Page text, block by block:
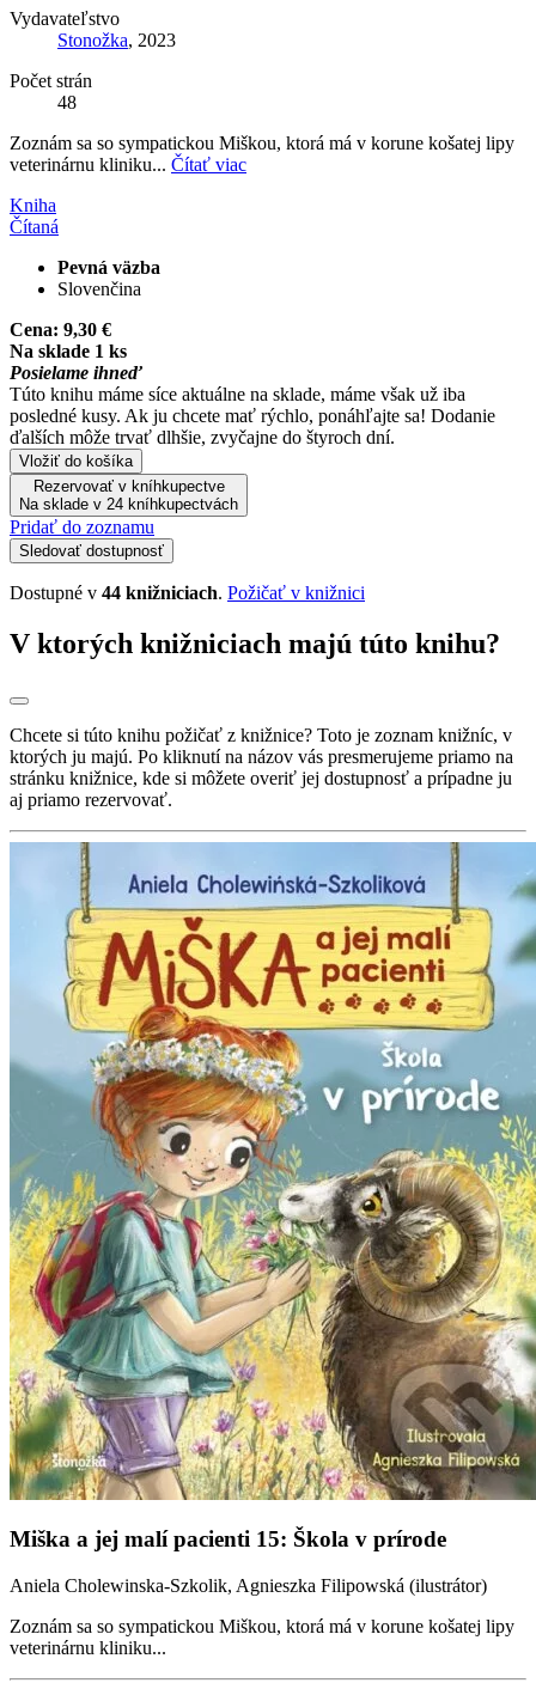
Vydavateľstvo
Stonožka, 2023
Počet strán
48
Zoznám sa so sympatickou Miškou, ktorá má v korune košatej lipy
veterinárnu kliniku... Čítať viac
Kniha
Čítaná
Pevná väzba
Slovenčina
Cena: 9,30 €
Na sklade 1 ks
Posielame ihneď
Túto knihu máme síce aktuálne na sklade, máme však už iba
posledné kusy. Ak ju chcete mať rýchlo, ponáhľajte sa! Dodanie
ďalších môže trvať dlhšie, zvyčajne do štyroch dní.
Vložiť do košíka
Rezervovať v kníhkupectve
Na sklade v 24 kníhkupectvách
Pridať do zoznamu
Sledovať dostupnosť
Dostupné v 44 knižniciach. Požičať v knižnici
V ktorých knižniciach majú túto knihu?
Chcete si túto knihu požičať z knižnice? Toto je zoznam knižníc, v
ktorých ju majú. Po kliknutí na názov vás presmerujeme priamo na
stránku knižnice, kde si môžete overiť jej dostupnosť a prípadne ju
aj priamo rezervovať.
Miška a jej malí pacienti 15: Škola v prírode
Aniela Cholewinska-Szkolik, Agnieszka Filipowská (ilustrátor)
Zoznám sa so sympatickou Miškou, ktorá má v korune košatej lipy
veterinárnu kliniku...